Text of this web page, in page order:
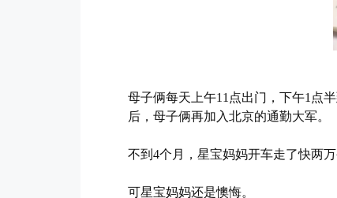
母子俩每天上午11点出门，下午1点
后，母子俩再加入北京的通勤大军。
不到4个月，星宝妈妈开车走了快两万
可星宝妈妈还是懊悔。